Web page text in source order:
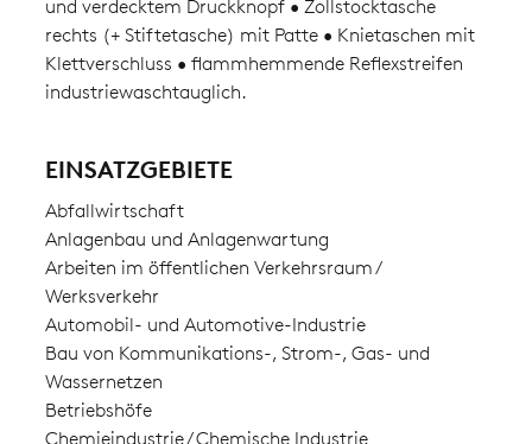
und verdecktem Druckknopf • Zollstocktasche
rechts (+ Stiftetasche) mit Patte • Knietaschen mit
Klettverschluss • flammhemmende Reflexstreifen
industriewaschtauglich.
EINSATZGEBIETE
Abfallwirtschaft
Anlagenbau und Anlagenwartung
Arbeiten im öffentlichen Verkehrsraum /
Werksverkehr
Automobil- und Automotive-Industrie
Bau von Kommunikations-, Strom-, Gas- und
Wassernetzen
Betriebshöfe
Chemieindustrie / Chemische Industrie